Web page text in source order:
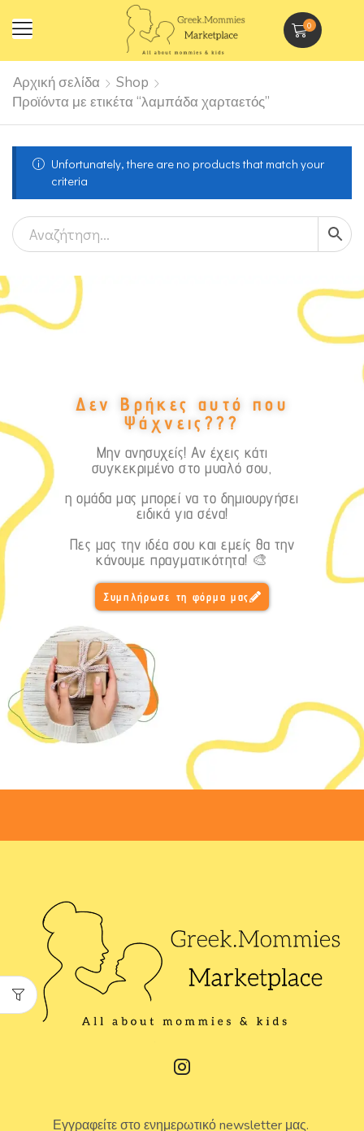
0
Αρχική σελίδα
Shop
Προϊόντα με ετικέτα “λαμπάδα χαρταετός”
Unfortunately, there are no products that match your
criteria
Δεν Βρήκες αυτό που
Ψάχνεις???
Μην ανησυχείς! Αν έχεις κάτι
συγκεκριμένο στο μυαλό σου,
η ομάδα μας μπορεί να το δημιουργήσει
ειδικά για σένα!
Πες μας την ιδέα σου και εμείς θα την
κάνουμε πραγματικότητα! 🎨
Συμπλήρωσε τη φόρμα μας
Εγγραφείτε στο ενημερωτικό newsletter μας.